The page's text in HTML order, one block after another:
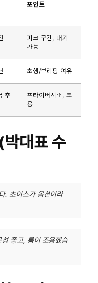
포인트
피크 구간, 대기
가능
초행/브리핑 여유
추
프라이버시↑, 조
용
대표 수
. 초이스가 옵션이라
성 좋고, 룸이 조용했습